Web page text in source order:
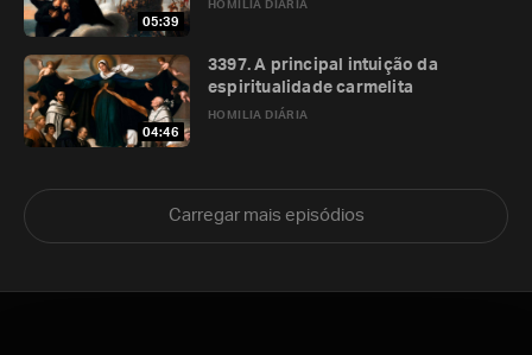
05:39
HOMILIA DIÁRIA
04:46
HOMILIA DIÁRIA
3397. A principal intuição da
espiritualidade carmelita
Carregar mais episódios